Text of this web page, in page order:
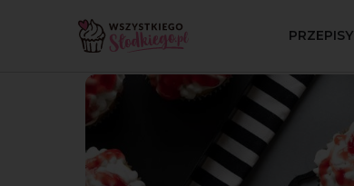
PRZEPISY
Strona główna Przepisy Muffinki i babeczki